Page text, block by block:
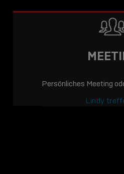
Persönliches Meeting
Lindy